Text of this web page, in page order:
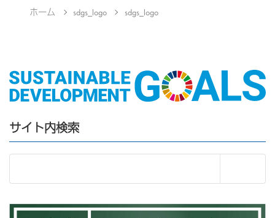
ホーム sdgs_logo sdgs_logo
サイト内検索